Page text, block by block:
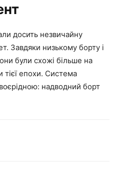
досить незвичайну
Завдяки низькому борту і
були схожі більше на
тієї епохи. Система
надводний борт